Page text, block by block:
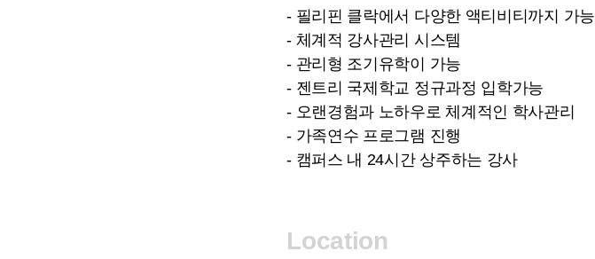
- 필리핀 클락에서 다양한 액티비티까지 가능
- 체계적 강사관리 시스템
- 관리형 조기유학이 가능
- 젠트리 국제학교 정규과정 입학가능
- 오랜경험과 노하우로 체계적인 학사관리
- 가족연수 프로그램 진행
- 캠퍼스 내 24시간 상주하는 강사
Location